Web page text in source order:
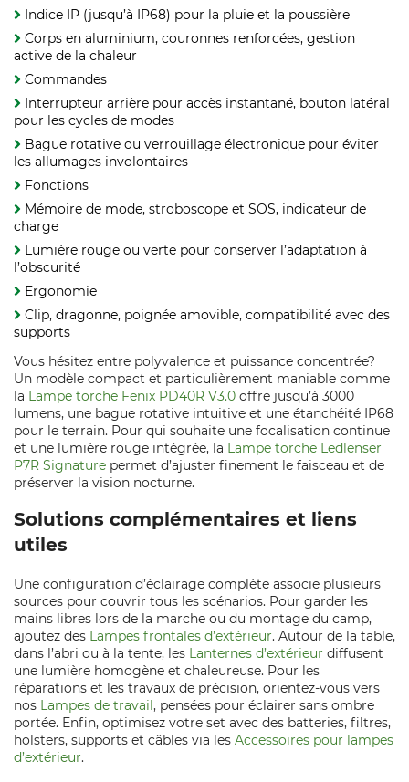
Indice IP (jusqu’à IP68) pour la pluie et la poussière
Corps en aluminium, couronnes renforcées, gestion
active de la chaleur
Commandes
Interrupteur arrière pour accès instantané, bouton latéral
pour les cycles de modes
Bague rotative ou verrouillage électronique pour éviter
les allumages involontaires
Fonctions
Mémoire de mode, stroboscope et SOS, indicateur de
charge
Lumière rouge ou verte pour conserver l’adaptation à
l’obscurité
Ergonomie
Clip, dragonne, poignée amovible, compatibilité avec des
supports
Vous hésitez entre polyvalence et puissance concentrée?
Un modèle compact et particulièrement maniable comme
la Lampe torche Fenix PD40R V3.0 offre jusqu’à 3000
lumens, une bague rotative intuitive et une étanchéité IP68
pour le terrain. Pour qui souhaite une focalisation continue
et une lumière rouge intégrée, la Lampe torche Ledlenser
P7R Signature permet d’ajuster finement le faisceau et de
préserver la vision nocturne.
Solutions complémentaires et liens
utiles
Une configuration d’éclairage complète associe plusieurs
sources pour couvrir tous les scénarios. Pour garder les
mains libres lors de la marche ou du montage du camp,
ajoutez des Lampes frontales d’extérieur. Autour de la table,
dans l’abri ou à la tente, les Lanternes d’extérieur diffusent
une lumière homogène et chaleureuse. Pour les
réparations et les travaux de précision, orientez-vous vers
nos Lampes de travail, pensées pour éclairer sans ombre
portée. Enfin, optimisez votre set avec des batteries, filtres,
holsters, supports et câbles via les Accessoires pour lampes
d’extérieur.